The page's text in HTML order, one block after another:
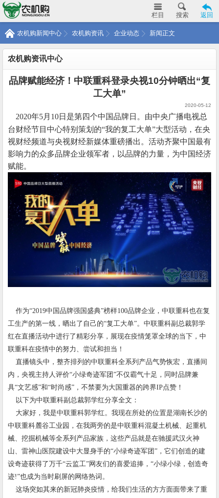
返回
搜索
栏目
农机购新闻中心 农机购资讯 企业动态 新闻正文
农机购资讯中心
品牌赋能经济！中联重科登录央视10分钟晒出“复
工大单”
2020-05-12
2020年5月10日是第四个中国品牌日。由中央广播电视总
台财经节目中心特别策划的“我的复工大单”大型活动，在央
视财经频道与央视财经新媒体重磅播出。活动齐聚中国最有
影响力的众多品牌企业领军者，以品牌的力量，为中国经济
赋能。
作为“2019中国品牌强国盛典”榜样100品牌企业，中联重科也在复
工生产的第一线，晒出了自己的“复工大单”。中联重科副总裁郭学
红在直播活动中进行了精彩分享，展现在疫情笼罩全球的当下，中
联重科在疫情中的努力、尝试和担当！
直播镜头中，整齐排列的中联重科全系列产品气势恢宏，直播间
内，央视主持人评价“小绿奇迹军团”不仅霸气十足，同时品牌兼
具“文艺感”和“时尚感”，不禁要为大国重器的跨界IP点赞！
以下为中联重科副总裁郭学红分享全文：
大家好，我是中联重科郭学红。我现在所处的位置是湖南长沙的
中联重科麓谷工业园，在我两旁的是中联重科混凝土机械、起重机
械、挖掘机械等全系列产品家族，这些产品就是在驰援武汉火神
山、雷神山医院建设中大显身手的“小绿奇迹军团”，它们创造的建
设奇迹获得了万千“云监工”网友们的喜爱追捧，“小绿小绿，创造奇
迹!”也成为当时刷屏的网络热词。
这场突如其来的新冠肺炎疫情，给我们生活的方方面面带来了重